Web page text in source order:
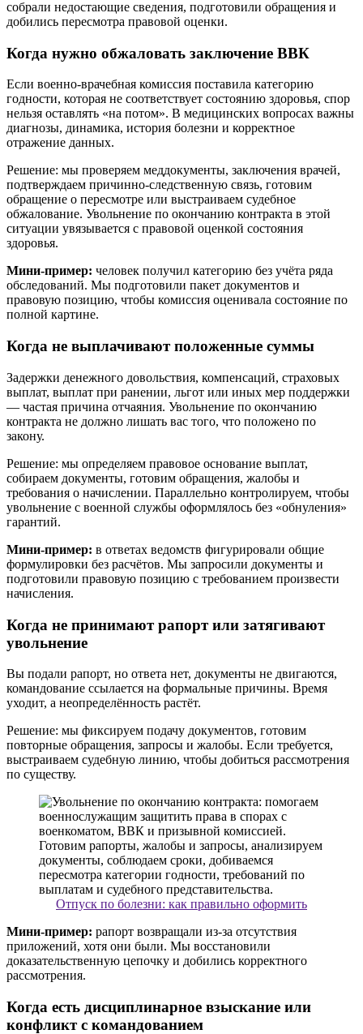
собрали недостающие сведения, подготовили обращения и
добились пересмотра правовой оценки.
Когда нужно обжаловать заключение ВВК
Если военно-врачебная комиссия поставила категорию
годности, которая не соответствует состоянию здоровья, спор
нельзя оставлять «на потом». В медицинских вопросах важны
диагнозы, динамика, история болезни и корректное
отражение данных.
Решение: мы проверяем меддокументы, заключения врачей,
подтверждаем причинно-следственную связь, готовим
обращение о пересмотре или выстраиваем судебное
обжалование. Увольнение по окончанию контракта в этой
ситуации увязывается с правовой оценкой состояния
здоровья.
Мини-пример: человек получил категорию без учёта ряда
обследований. Мы подготовили пакет документов и
правовую позицию, чтобы комиссия оценивала состояние по
полной картине.
Когда не выплачивают положенные суммы
Задержки денежного довольствия, компенсаций, страховых
выплат, выплат при ранении, льгот или иных мер поддержки
— частая причина отчаяния. Увольнение по окончанию
контракта не должно лишать вас того, что положено по
закону.
Решение: мы определяем правовое основание выплат,
собираем документы, готовим обращения, жалобы и
требования о начислении. Параллельно контролируем, чтобы
увольнение с военной службы оформлялось без «обнуления»
гарантий.
Мини-пример: в ответах ведомств фигурировали общие
формулировки без расчётов. Мы запросили документы и
подготовили правовую позицию с требованием произвести
начисления.
Когда не принимают рапорт или затягивают
увольнение
Вы подали рапорт, но ответа нет, документы не двигаются,
командование ссылается на формальные причины. Время
уходит, а неопределённость растёт.
Решение: мы фиксируем подачу документов, готовим
повторные обращения, запросы и жалобы. Если требуется,
выстраиваем судебную линию, чтобы добиться рассмотрения
по существу.
Отпуск по болезни: как правильно оформить
Мини-пример: рапорт возвращали из-за отсутствия
приложений, хотя они были. Мы восстановили
доказательственную цепочку и добились корректного
рассмотрения.
Когда есть дисциплинарное взыскание или
конфликт с командованием